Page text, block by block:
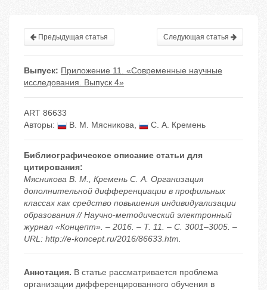
Предыдущая статья Следующая статья
Выпуск: Приложение 11. «Современные научные
исследования. Выпуск 4»
ART 86633
Авторы:
В. М. Мясникова, С. А. Кремень
Библиографическое описание статьи для
цитирования:
Мясникова В. М., Кремень С. А. Организация
дополнительной дифференциации в профильных
классах как средство повышения индивидуализации
образования // Научно-методический электронный
журнал «Концепт». – 2016. – Т. 11. – С. 3001–3005. –
URL: http://e-koncept.ru/2016/86633.htm.
Аннотация. В статье рассматривается проблема
организации дифференцированного обучения в